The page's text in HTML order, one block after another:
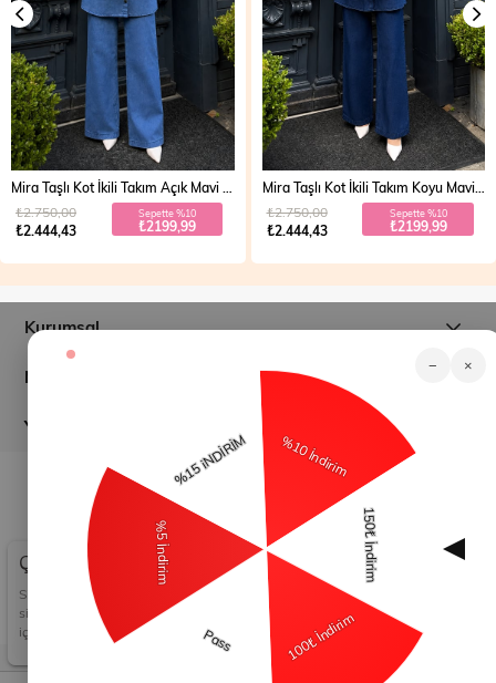
₺2.444,43
₺2.750,00 Sepette %10
₺2199,99
Mira Taşlı Kot İkili Takım Koyu Mavi 19286
₺2.444,43
₺2.750,00 Sepette %10
₺2199,99
Kurumsal
Müşteri İlişkileri
Yardım
modamihram.com - Tüm Hakları Saklıdır.
Çerez Kullanımı
Sizlere en iyi alışveriş deneyimini sunabilmek adına
sitemizde çerezler(cookies) kullanmaktayız. Detaylı bilgi
için Kvkk sözleşmesini inceleyebilirsiniz.
− ×